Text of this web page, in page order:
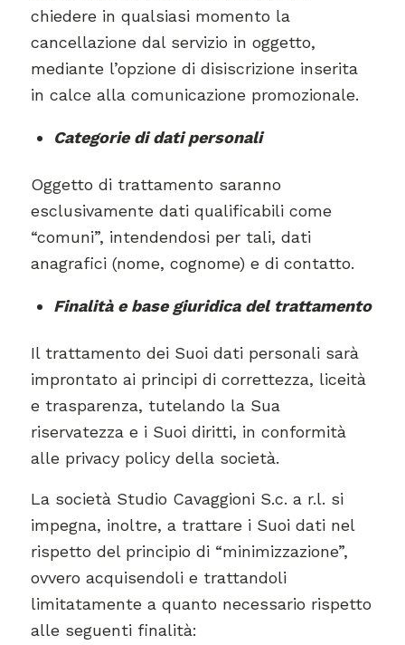
chiedere in qualsiasi momento la
cancellazione dal servizio in oggetto,
mediante l’opzione di disiscrizione inserita
in calce alla comunicazione promozionale.
Categorie di dati personali
Oggetto di trattamento saranno
esclusivamente dati qualificabili come
“comuni”, intendendosi per tali, dati
anagrafici (nome, cognome) e di contatto.
Finalità e base giuridica del trattamento
Il trattamento dei Suoi dati personali sarà
improntato ai principi di correttezza, liceità
e trasparenza, tutelando la Sua
riservatezza e i Suoi diritti, in conformità
alle privacy policy della società.
La società Studio Cavaggioni S.c. a r.l. si
impegna, inoltre, a trattare i Suoi dati nel
rispetto del principio di “minimizzazione”,
ovvero acquisendoli e trattandoli
limitatamente a quanto necessario rispetto
alle seguenti finalità: